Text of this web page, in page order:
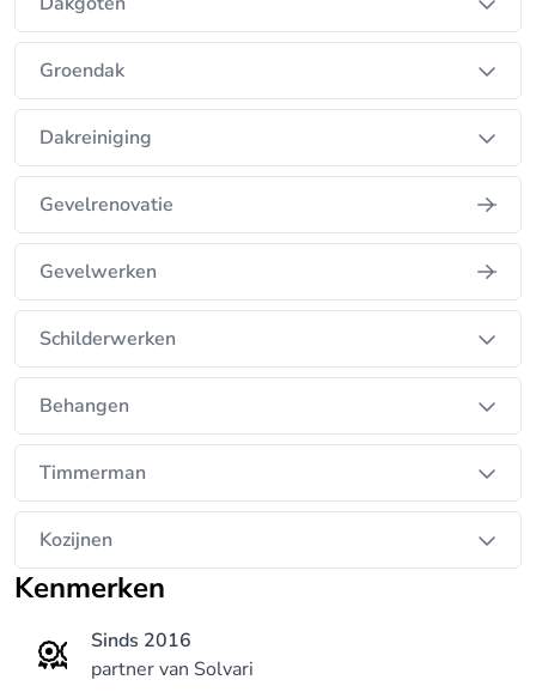
de juiste keuzes.
Voordeel is ALTIJD 6% B.T.W. op het schilderwerk.
Schildersbedrijf Vollebregt kreeg in 2014
gemiddeld een 9,7 van zijn klanten!
Groendak
Dakreiniging
Gevelrenovatie
Gevelwerken
Schilderwerken
Behangen
Timmerman
Kozijnen
Kenmerken
Sinds 2016
partner van Solvari